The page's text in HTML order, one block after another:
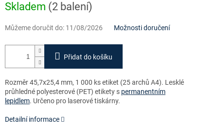
cena:
Skladem (2 balení)
Můžeme doručit do: 11/08/2026 Možnosti doručení
Přidat do košíku
Rozměr 45,7x25,4 mm, 1 000 ks etiket (25 archů A4). Lesklé
průhledné polyesterové (PET) etikety s permanentním
lepidlem. Určeno pro laserové tiskárny.
Detailní informace